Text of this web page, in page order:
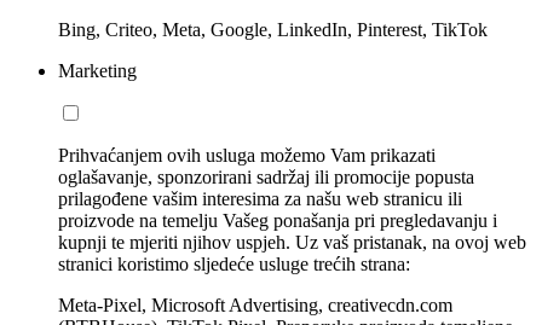
Bing, Criteo, Meta, Google, LinkedIn, Pinterest, TikTok
Marketing
Prihvaćanjem ovih usluga možemo Vam prikazati
oglašavanje, sponzorirani sadržaj ili promocije popusta
prilagođene vašim interesima za našu web stranicu ili
proizvode na temelju Vašeg ponašanja pri pregledavanju i
kupnji te mjeriti njihov uspjeh. Uz vaš pristanak, na ovoj web
stranici koristimo sljedeće usluge trećih strana:
Meta-Pixel, Microsoft Advertising, creativecdn.com